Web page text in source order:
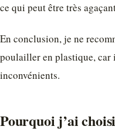
ce qui peut être très
En conclusion, je ne
poulailler en plastique, car
inconvénients.
Pourquoi j’ai